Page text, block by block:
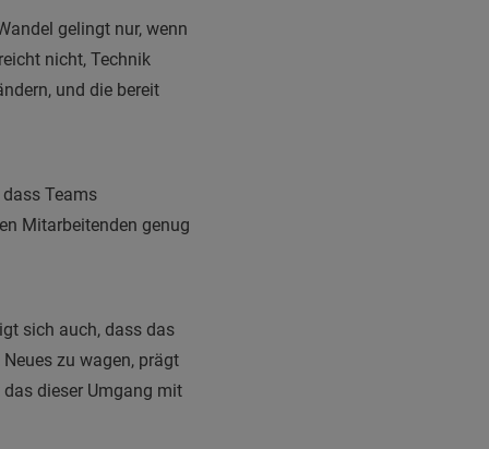
gelingt nur, wenn
nicht, Technik
und die bereit
Teams
Mitarbeitenden genug
sich auch, dass das
zu wagen, prägt
dieser Umgang mit